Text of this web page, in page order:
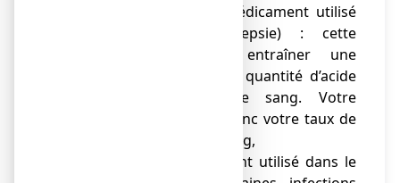
● acide valproïque (médicament utilisé
pour traiter l’épilepsie) : cette
association peut entraîner une
augmentation de la quantité d’acide
valproïque dans le sang. Votre
médecin vérifiera donc votre taux de
valproate dans le sang,
● ténofovir (médicament utilisé dans le